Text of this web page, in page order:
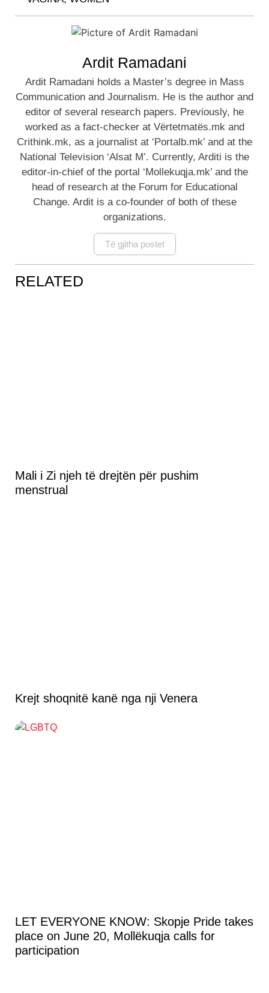
Ardit Ramadani
Ardit Ramadani holds a Master’s degree in Mass
Communication and Journalism. He is the author and
editor of several research papers. Previously, he
worked as a fact-checker at Vërtetmatës.mk and
Crithink.mk, as a journalist at ‘Portalb.mk’ and at the
National Television ‘Alsat M’. Currently, Arditi is the
editor-in-chief of the portal ‘Mollekuqja.mk’ and the
head of research at the Forum for Educational
Change. Ardit is a co-founder of both of these
organizations.
Të gjitha postet
RELATED
Mali i Zi njeh të drejtën për pushim
menstrual
Krejt shoqnitë kanë nga nji Venera
LET EVERYONE KNOW: Skopje Pride takes
place on June 20, Mollëkuqja calls for
participation